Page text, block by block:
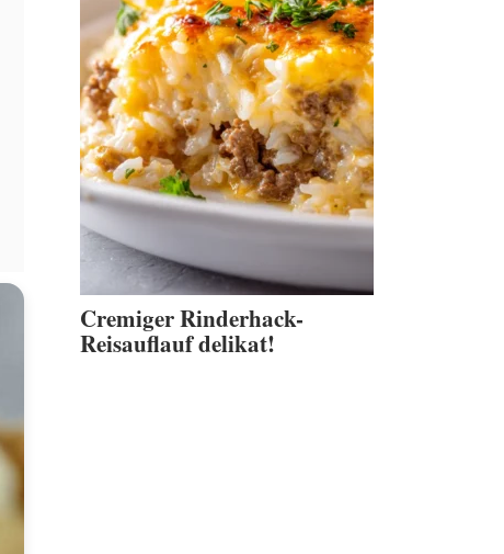
Cremiger Rinderhack-
Reisauflauf delikat!